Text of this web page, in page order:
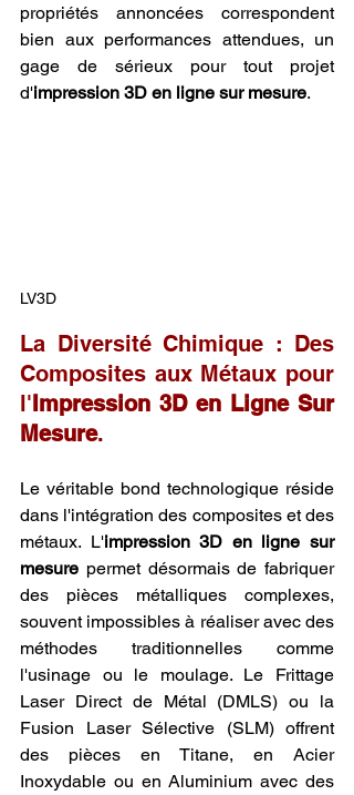
propriétés annoncées correspondent
bien aux performances attendues, un
gage de sérieux pour tout projet
d'impression 3D en ligne sur mesure.
LV3D
La Diversité Chimique : Des
Composites aux Métaux pour
l'Impression 3D en Ligne Sur
Mesure.
Le véritable bond technologique réside
dans l'intégration des composites et des
métaux. L'impression 3D en ligne sur
mesure permet désormais de fabriquer
des pièces métalliques complexes,
souvent impossibles à réaliser avec des
méthodes traditionnelles comme
l'usinage ou le moulage. Le Frittage
Laser Direct de Métal (DMLS) ou la
Fusion Laser Sélective (SLM) offrent
des pièces en Titane, en Acier
Inoxydable ou en Aluminium avec des